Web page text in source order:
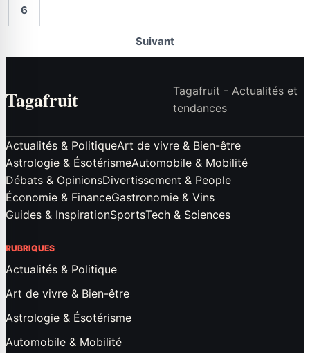
6
Suivant
Tagafruit
Tagafruit - Actualités et
tendances
Actualités & PolitiqueArt de vivre & Bien-être
Astrologie & ÉsotérismeAutomobile & Mobilité
Débats & OpinionsDivertissement & People
Économie & FinanceGastronomie & Vins
Guides & InspirationSportsTech & Sciences
RUBRIQUES
Actualités & Politique
Art de vivre & Bien-être
Astrologie & Ésotérisme
Automobile & Mobilité